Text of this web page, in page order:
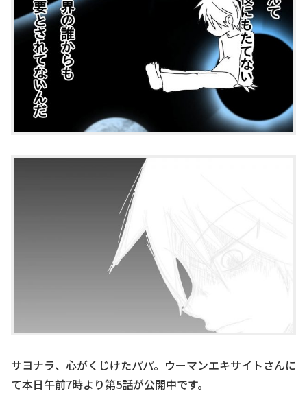
サヨナラ、心がくじけたパパ。ウーマンエキサイトさんに
て本日午前7時より第5話が公開中です。